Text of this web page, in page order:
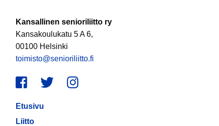
Kansallinen senioriliitto ry
Kansakoulukatu 5 A 6,
00100 Helsinki
toimisto@senioriliitto.fi
Facebook
TwitterInstagram
Etusivu
Liitto